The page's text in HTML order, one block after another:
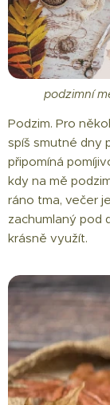
podzimní
Podzim. Pro
spíš smutné dny
připomíná
kdy na mě
ráno tma, večer
zachumlaný pod
krásně využít.